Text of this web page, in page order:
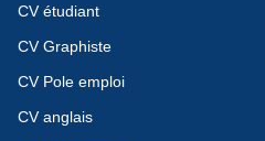
CV étudiant
CV Graphiste
CV Pole emploi
CV anglais